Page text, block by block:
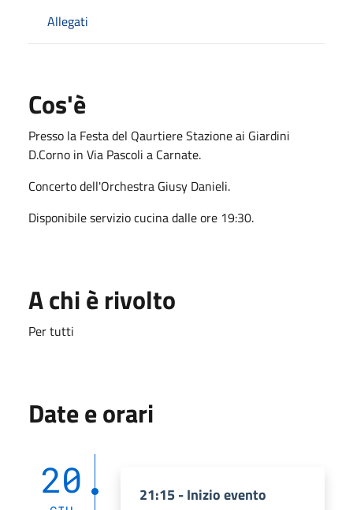
Allegati
Cos'è
Presso la Festa del Qaurtiere Stazione ai Giardini
D.Corno in Via Pascoli a Carnate.
Concerto dell'Orchestra Giusy Danieli.
Disponibile servizio cucina dalle ore 19:30.
A chi è rivolto
Per tutti
Date e orari
20 21:15 - Inizio evento